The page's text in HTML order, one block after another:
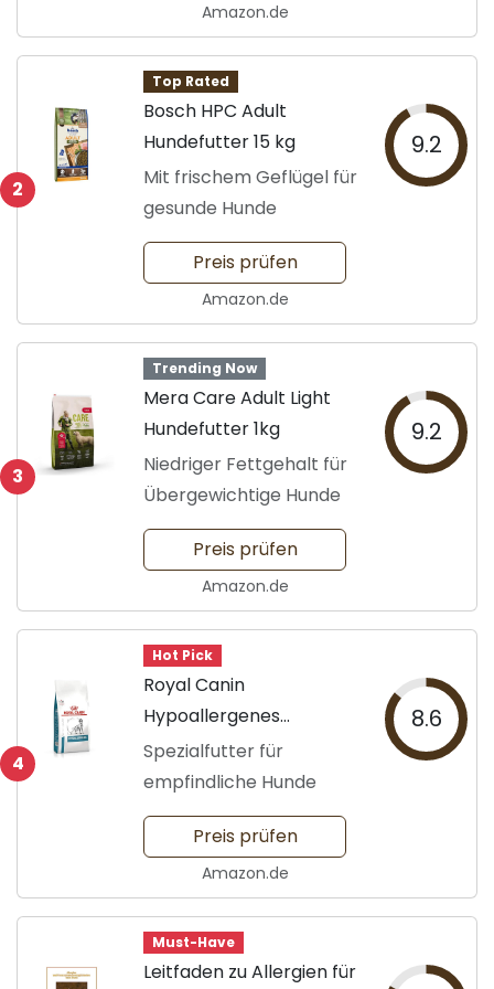
Amazon.de
2
Top Rated
Bosch HPC Adult
Hundefutter 15 kg
Mit frischem Geflügel für
gesunde Hunde
9.2
Preis prüfen
Amazon.de
3
Trending Now
Mera Care Adult Light
Hundefutter 1kg
Niedriger Fettgehalt für
Übergewichtige Hunde
9.2
Preis prüfen
Amazon.de
4
Hot Pick
Royal Canin
Hypoallergenes
Hundefutter 14 kg
Spezialfutter für
empfindliche Hunde
8.6
Preis prüfen
Amazon.de
Must-Have
Leitfaden zu Allergien für